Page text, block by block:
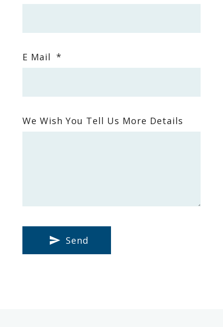
E Mail *
We Wish You Tell Us More Details
Send